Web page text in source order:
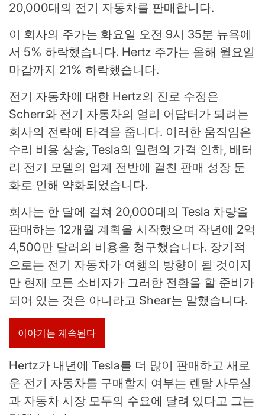
20,000대의 전기 자동차를 판매합니다.
이 회사의 주가는 화요일 오전 9시 35분 뉴욕에
서 5% 하락했습니다. Hertz 주가는 올해 월요일
마감까지 21% 하락했습니다.
전기 자동차에 대한 Hertz의 진로 수정은
Scherr와 전기 자동차의 얼리 어답터가 되려는
회사의 전략에 타격을 줍니다. 이러한 움직임은
수리 비용 상승, Tesla의 일련의 가격 인하, 배터
리 전기 모델의 업계 전반에 걸친 판매 성장 둔
화로 인해 약화되었습니다.
회사는 한 달에 걸쳐 20,000대의 Tesla 차량을
판매하는 12개월 계획을 시작했으며 작년에 2억
4,500만 달러의 비용을 청구했습니다. 장기적
으로는 전기 자동차가 여행의 방향이 될 것이지
만 현재 모든 소비자가 그러한 전환을 할 준비가
되어 있는 것은 아니라고 Shear는 말했습니다.
이야기는 계속된다
Hertz가 내년에 Tesla를 더 많이 판매하고 새로
운 전기 자동차를 구매할지 여부는 렌탈 사무실
과 자동차 시장 모두의 수요에 달려 있다고 그는